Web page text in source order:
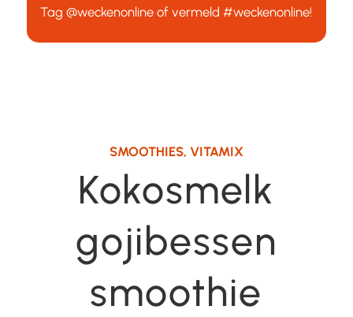
Tag@weckenonline of vermeld#weckenonline!
SMOOTHIES, VITAMIX
Kokosmelk
gojibessen
smoothie